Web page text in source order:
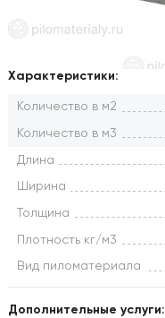
Характеристики:
Количество в м2
Количество в м3
Длина
Ширина
Толщина
Плотность кг/м3
Вид пиломатериала
Дополнительные услуги: